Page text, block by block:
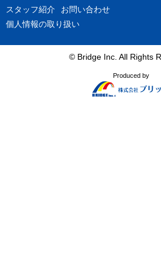
スタッフ紹介
お問い合わせ
個人情報の取り扱い
© Bridge Inc. All Rights
Produced by